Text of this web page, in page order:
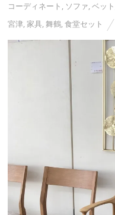
コーディネート , ソファ,ベット
宮津,家具,舞鶴,食堂セット